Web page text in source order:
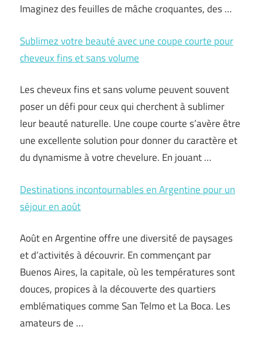
Imaginez des feuilles de mâche croquantes, des …
Sublimez votre beauté avec une coupe courte pour
cheveux fins et sans volume
Les cheveux fins et sans volume peuvent souvent
poser un défi pour ceux qui cherchent à sublimer
leur beauté naturelle. Une coupe courte s’avère être
une excellente solution pour donner du caractère et
du dynamisme à votre chevelure. En jouant …
Destinations incontournables en Argentine pour un
séjour en août
Août en Argentine offre une diversité de paysages
et d’activités à découvrir. En commençant par
Buenos Aires, la capitale, où les températures sont
douces, propices à la découverte des quartiers
emblématiques comme San Telmo et La Boca. Les
amateurs de …